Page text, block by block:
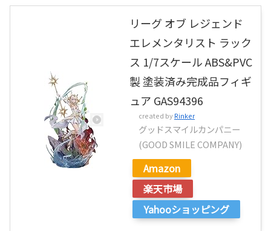
リーグ オブ レジェンド
エレメンタリスト ラック
ス 1/7スケール ABS&PVC
製 塗装済み完成品フィギ
ュア GAS94396
created byRinker
グッドスマイルカンパニー
(GOOD SMILE COMPANY)
Amazon
楽天市場
Yahooショッピング